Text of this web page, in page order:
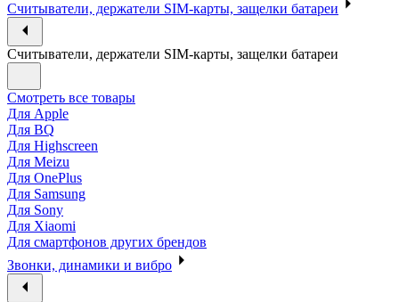
Считыватели, держатели SIM-карты, защелки батареи
Считыватели, держатели SIM-карты, защелки батареи
Смотреть все товары
Для Apple
Для BQ
Для Highscreen
Для Meizu
Для OnePlus
Для Samsung
Для Sony
Для Xiaomi
Для смартфонов других брендов
Звонки, динамики и вибро